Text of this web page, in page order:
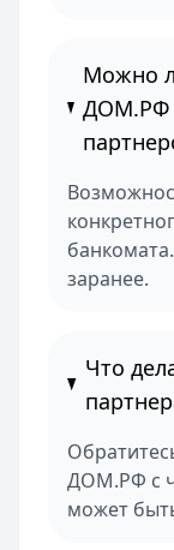
Можно
ДОМ.РФ
заранее.
Что
ДОМ.РФ с
может